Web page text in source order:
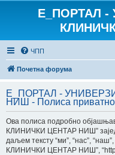
E_ПОРТАЛ -
ЧПП
Почетна форума
E_ПОРТАЛ -
НИШ - Полиса
Ова полиса подробно
КЛИНИЧКИ ЦЕНТАР НИШ”
даљем тексту “ми”, “нас”,
КЛИНИЧКИ ЦЕНТАР НИШ”,